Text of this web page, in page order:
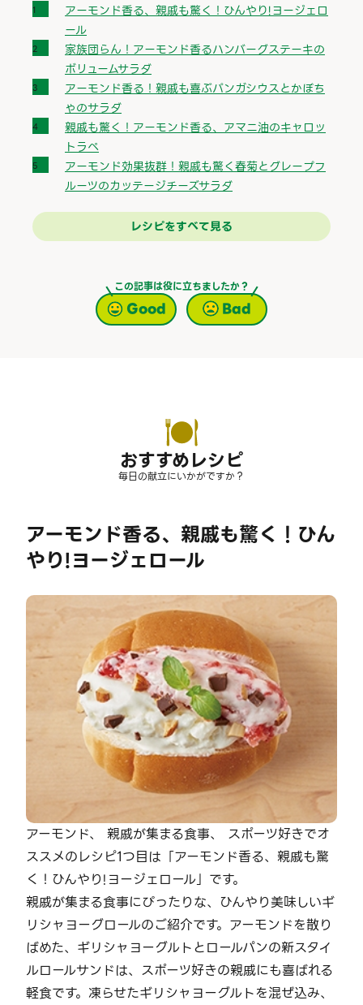
アーモンド香る、親戚も驚く！ひんやり!ヨージェロ
ール
家族団らん！アーモンド香るハンバーグステーキの
ボリュームサラダ
アーモンド香る！親戚も喜ぶパンガシウスとかぼち
ゃのサラダ
親戚も驚く！アーモンド香る、アマニ油のキャロッ
トラペ
アーモンド効果抜群！親戚も驚く春菊とグレープフ
ルーツのカッテージチーズサラダ
レシピをすべて見る
この記事は役に立ちましたか？
Good Bad
おすすめレシピ
毎日の献立にいかがですか？
アーモンド香る、親戚も驚く！ひん
やり!ヨージェロール
アーモンド、 親戚が集まる食事、 スポーツ好きでオ
ススメのレシピ1つ目は「アーモンド香る、親戚も驚
く！ひんやり!ヨージェロール」です。
親戚が集まる食事にぴったりな、ひんやり美味しいギ
リシャヨーグロールのご紹介です。アーモンドを散り
ばめた、ギリシャヨーグルトとロールパンの新スタイ
ルロールサンドは、スポーツ好きの親戚にも喜ばれる
軽食です。凍らせたギリシャヨーグルトを混ぜ込み、